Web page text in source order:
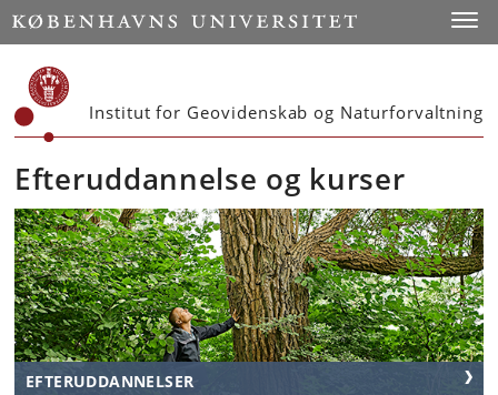
Start
Institut for Geovidenskab og Naturforvaltning
Efteruddannelse og kurser
EFTERUDDANNELSER